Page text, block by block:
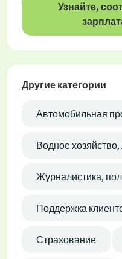
Узнайте,
Другие категории
Автомобильная
Водное хозяйство,
Журналистика,
Поддержка
Страхование